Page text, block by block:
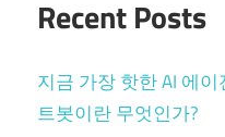
Recent Posts
지금 가장 핫한 AI 에
트봇이란 무엇인가?